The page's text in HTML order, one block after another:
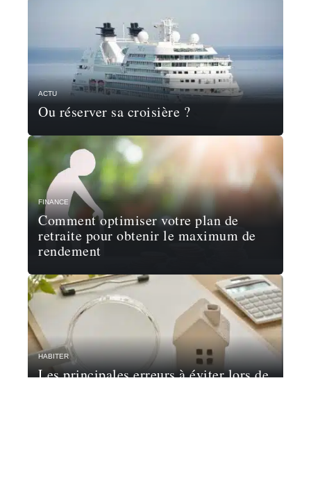
ACTU
Ou réserver sa croisière ?
FINANCE
Comment optimiser votre plan de
retraite pour obtenir le maximum de
rendement
HABITER
Les principales erreurs à éviter lors de